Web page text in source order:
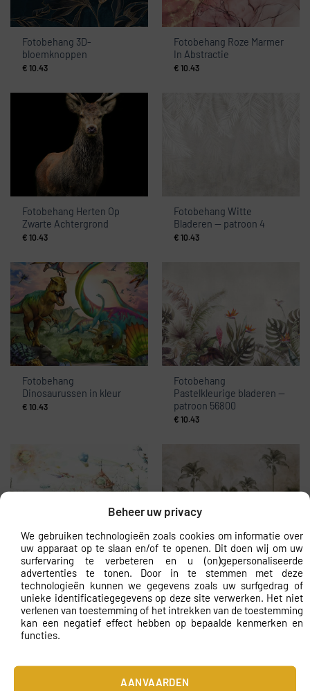
Beheer uw privacy
We gebruiken technologieën zoals cookies om informatie over
uw apparaat op te slaan en/of te openen. Dit doen wij om uw
surfervaring te verbeteren en u (on)gepersonaliseerde
advertenties te tonen. Door in te stemmen met deze
technologieën kunnen we gegevens zoals uw surfgedrag of
unieke identificatiegegevens op deze site verwerken. Het niet
verlenen van toestemming of het intrekken van de toestemming
kan een negatief effect hebben op bepaalde kenmerken en
functies.
AANVAARDEN
Fotobehang 3D-
bloemknoppen
€ 10.43
Fotobehang Roze Marmer
In Abstractie
€ 10.43
Fotobehang Herten Op
Zwarte Achtergrond
€ 10.43
Fotobehang Witte
Bladeren — patroon 4
€ 10.43
Fotobehang
Dinosaurussen in kleur
€ 10.43
Fotobehang
Pastelkleurige bladeren —
patroon 56800
€ 10.43
Fotobehang Magisch
Kasteel
€10.43
Fotobehang Hoge
palmbomen achter de
mist — patroon 54765
€10.43